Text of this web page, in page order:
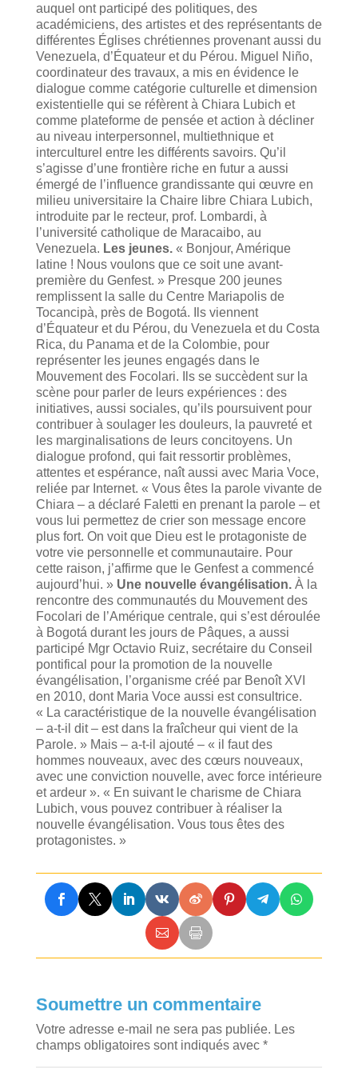
auquel ont participé des politiques, des
académiciens, des artistes et des représentants de
différentes Églises chrétiennes provenant aussi du
Venezuela, d’Équateur et du Pérou. Miguel Niño,
coordinateur des travaux, a mis en évidence le
dialogue comme catégorie culturelle et dimension
existentielle qui se réfèrent à Chiara Lubich et
comme plateforme de pensée et action à décliner
au niveau interpersonnel, multiethnique et
interculturel entre les différents savoirs. Qu’il
s’agisse d’une frontière riche en futur a aussi
émergé de l’influence grandissante qui œuvre en
milieu universitaire la Chaire libre Chiara Lubich,
introduite par le recteur, prof. Lombardi, à
l’université catholique de Maracaibo, au
Venezuela. Les jeunes.« Bonjour, Amérique
latine ! Nous voulons que ce soit une avant-
première du Genfest. » Presque 200 jeunes
remplissent la salle du Centre Mariapolis de
Tocancipà, près de Bogotá. Ils viennent
d’Équateur et du Pérou, du Venezuela et du Costa
Rica, du Panama et de la Colombie, pour
représenter les jeunes engagés dans le
Mouvement des Focolari. Ils se succèdent sur la
scène pour parler de leurs expériences : des
initiatives, aussi sociales, qu’ils poursuivent pour
contribuer à soulager les douleurs, la pauvreté et
les marginalisations de leurs concitoyens. Un
dialogue profond, qui fait ressortir problèmes,
attentes et espérance, naît aussi avec Maria Voce,
reliée par Internet. « Vous êtes la parole vivante de
Chiara – a déclaré Faletti en prenant la parole – et
vous lui permettez de crier son message encore
plus fort. On voit que Dieu est le protagoniste de
votre vie personnelle et communautaire. Pour
cette raison, j’affirme que le Genfest a commencé
aujourd’hui. » Une nouvelle évangélisation.À la
rencontre des communautés du Mouvement des
Focolari de l’Amérique centrale, qui s’est déroulée
à Bogotá durant les jours de Pâques, a aussi
participé Mgr Octavio Ruiz, secrétaire du Conseil
pontifical pour la promotion de la nouvelle
évangélisation, l’organisme créé par Benoît XVI
en 2010, dont Maria Voce aussi est consultrice.
« La caractéristique de la nouvelle évangélisation
– a-t-il dit – est dans la fraîcheur qui vient de la
Parole. » Mais – a-t-il ajouté – « il faut des
hommes nouveaux, avec des cœurs nouveaux,
avec une conviction nouvelle, avec force intérieure
et ardeur ». « En suivant le charisme de Chiara
Lubich, vous pouvez contribuer à réaliser la
nouvelle évangélisation. Vous tous êtes des
protagonistes. »
Soumettre un commentaire
Votre adresse e-mail ne sera pas publiée. Les
champs obligatoires sont indiqués avec *